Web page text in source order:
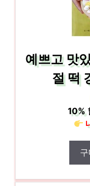
예쁘고 맛
절 떡
10%